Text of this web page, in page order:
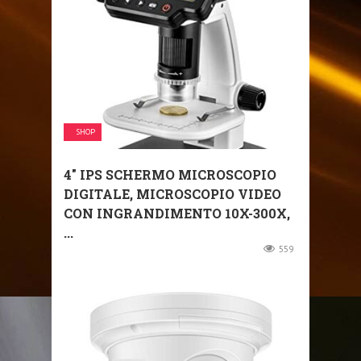
SHOP
4″ IPS SCHERMO MICROSCOPIO
DIGITALE, MICROSCOPIO VIDEO
CON INGRANDIMENTO 10X-300X,
...
559